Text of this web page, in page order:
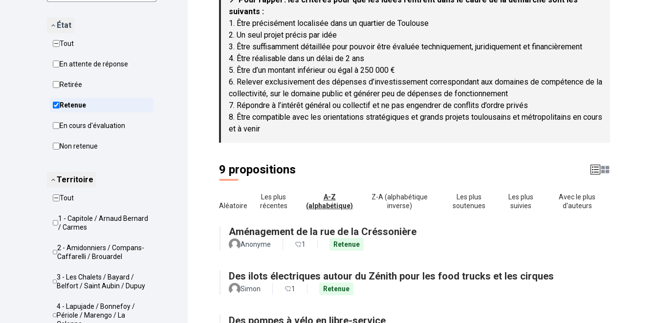
État
Tout
En attente de réponse
Retirée
Retenue
En cours d'évaluation
Non retenue
Territoire
Tout
1 - Capitole / Arnaud Bernard
/ Carmes
2 - Amidonniers / Compans-
Caffarelli / Brouardel
3 - Les Chalets / Bayard /
Belfort / Saint Aubin / Dupuy
4 - Lapujade / Bonnefoy /
Périole / Marengo / La
suivants :
1. Être précisément localisée dans un quartier de Toulouse
2. Un seul projet précis par idée
3. Être suffisamment détaillée pour pouvoir être évaluée techniquement, juridiquement et financièrement
4. Être réalisable dans un délai de 2 ans
5. Être d’un montant inférieur ou égal à 250 000 €
6. Relever exclusivement des dépenses d’investissement correspondant aux domaines de compétence de la
collectivité, sur le domaine public et générer peu de dépenses de fonctionnement
7. Répondre à l’intérêt général ou collectif et ne pas engendrer de conflits d’ordre privés
8. Être compatible avec les orientations stratégiques et grands projets toulousains et métropolitains en cours
et à venir
9 propositions
Aléatoire
Les plus
récentes
A-Z
(alphabétique)
Z-A (alphabétique
inverse)
Les plus
soutenues
Les plus
suivies
Avec le plus
d'auteurs
Aménagement de la rue de la Créssonière
Anonyme 1 Retenue
Des ilots électriques autour du Zénith pour les food trucks et les cirques
Simon 1 Retenue
Des pompes à vélo en libre-service